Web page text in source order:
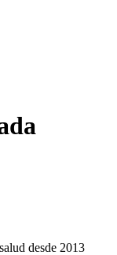
desde 2013